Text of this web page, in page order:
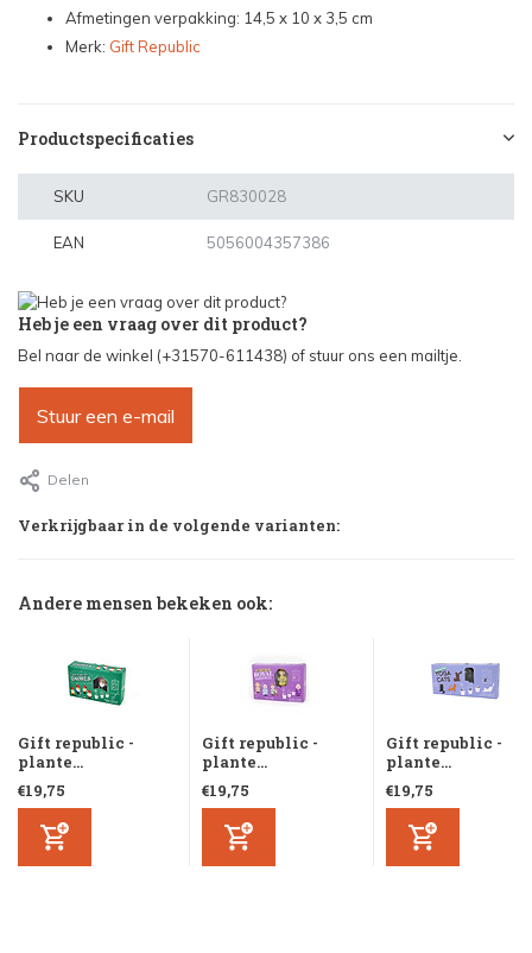
Afmetingen verpakking: 14,5 x 10 x 3,5 cm
Merk: Gift Republic
Productspecificaties
SKU GR830028
EAN 5056004357386
Heb je een vraag over dit product?
Bel naar de winkel (+31570-611438) of stuur ons een mailtje.
Stuur een e-mail
Delen
Verkrijgbaar in de volgende varianten:
Andere mensen bekeken ook:
Gift republic -
plante...
€19,75
Gift republic -
plante...
€19,75
Gift republic -
plante...
€19,75